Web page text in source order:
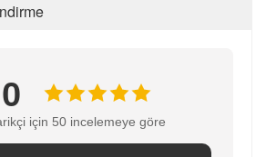
için 50 incelemeye göre